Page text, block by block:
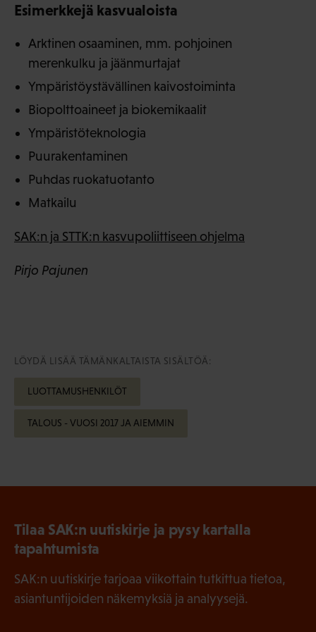
Esimerkkejä kasvualoista
Arktinen osaaminen, mm. pohjoinen
merenkulku ja jäänmurtajat
Ympäristöystävällinen kaivostoiminta
Biopolttoaineet ja biokemikaalit
Ympäristöteknologia
Puurakentaminen
Puhdas ruokatuotanto
Matkailu
SAK:n ja STTK:n kasvupoliittiseen ohjelma
Pirjo Pajunen
LÖYDÄ LISÄÄ TÄMÄNKALTAISTA SISÄLTÖÄ:
LUOTTAMUSHENKILÖT
TALOUS - VUOSI 2017 JA AIEMMIN
Tilaa SAK:n uutiskirje ja pysy kartalla
tapahtumista
SAK:n uutiskirje tarjoaa viikottain tutkittua tietoa,
asiantuntijoiden näkemyksiä ja analyysejä.